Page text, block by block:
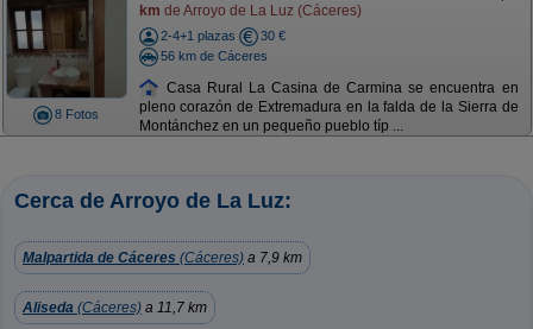
8 Fotos
km de Arroyo de La Luz (Cáceres)
2-4+1 plazas
30 €
56 km de Cáceres
Casa Rural La Casina de Carmina se encuentra en
pleno corazón de Extremadura en la falda de la Sierra de
Montánchez en un pequeño pueblo típ ...
Cerca de Arroyo de La Luz:
Malpartida de Cáceres (Cáceres) a 7,9 km
Aliseda (Cáceres) a 11,7 km